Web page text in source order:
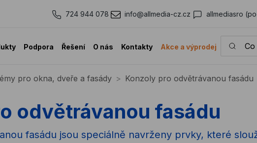
724 944 078 info@allmedia-cz.cz allmediasro
Podpora Řešení O nás Kontakty Akce a výprodej
Co
pro okna, dveře a fasády Konzoly pro odvětrávanou fasádu
odvětrávanou fasádu
fasádu jsou speciálně navrženy prvky, které